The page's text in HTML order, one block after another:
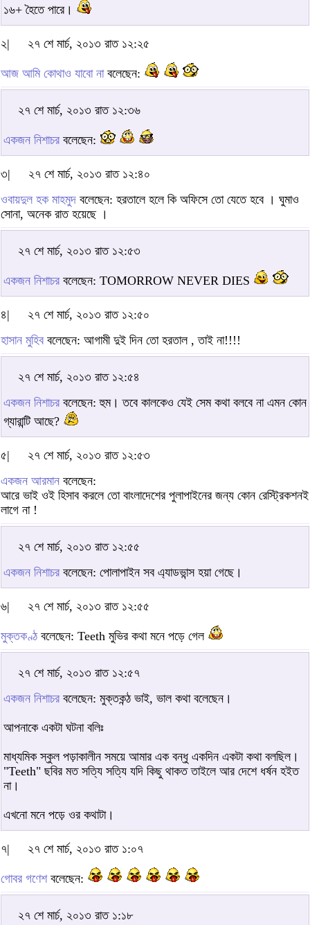
১৬+ হৈতে পারে।
২| ২৭ শে মার্চ, ২০১৩ রাত ১২:২৫
আজ আমি কোথাও যাবো নাবলেছেন:
২৭ শে মার্চ, ২০১৩ রাত ১২:৩৬
একজন নিশাচর বলেছেন:
৩|
২৭ শে মার্চ, ২০১৩ রাত ১২:৪০
ওবায়দুল হক মাহমুদ বলেছেন: হরতালে হলে কি অফিসে তো যেতে হবে । ঘুমাও
সোনা, অনেক রাত হয়েছে ।
২৭ শে মার্চ, ২০১৩ রাত ১২:৫৩
একজন নিশাচর বলেছেন: TOMORROW NEVER DIES
৪|
২৭ শে মার্চ, ২০১৩ রাত ১২:৫০
হাসান মুহিব বলেছেন: আগামী দুই দিন তো হরতাল , তাই না!!!!
২৭ শে মার্চ, ২০১৩ রাত ১২:৫৪
একজন নিশাচর বলেছেন: হুম। তবে কালকেও যেই সেম কথা বলবে না এমন কোন
গ্যারান্টি আছে?
৫|
২৭ শে মার্চ, ২০১৩ রাত ১২:৫৩
একজন আরমান বলেছেন:
আরে ভাই ওই হিসাব করলে তো বাংলাদেশের পুলাপাইনের জন্য কোন রেস্ট্রিকশনই
লাগে না !
২৭ শে মার্চ, ২০১৩ রাত ১২:৫৫
একজন নিশাচর বলেছেন: পোলাপাইন সব এ্যাডভান্স হয়া গেছে।
৬| ২৭ শে মার্চ, ২০১৩ রাত ১২:৫৫
মুক্তকণ্ঠবলেছেন: Teeth মুভির কথা মনে পড়ে গেল
২৭ শে মার্চ, ২০১৩ রাত ১২:৫৭
একজন নিশাচর বলেছেন: মুক্তকন্ঠ ভাই, ভাল কথা বলেছেন।
আপনাকে একটা ঘটনা বলিঃ
মাধ্যমিক স্কুল পড়াকালীন সময়ে আমার এক বন্ধু একদিন একটা কথা বলছিল।
"Teeth" ছবির মত সত্যি সত্যি যদি কিছু থাকত তাইলে আর দেশে ধর্ষন হইত
না।
এখনো মনে পড়ে ওর কথাটা।
৭| ২৭ শে মার্চ, ২০১৩ রাত ১:০৭
গোবর গণেশবলেছেন:
২৭ শে মার্চ, ২০১৩ রাত ১:১৮